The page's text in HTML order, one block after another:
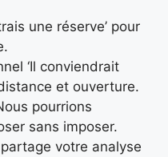
une réserve’ pour
‘Il conviendrait
et ouverture.
pourrions
sans imposer.
votre analyse